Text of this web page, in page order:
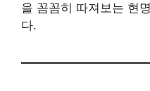
을 꼼꼼히 따져보는 현
다.